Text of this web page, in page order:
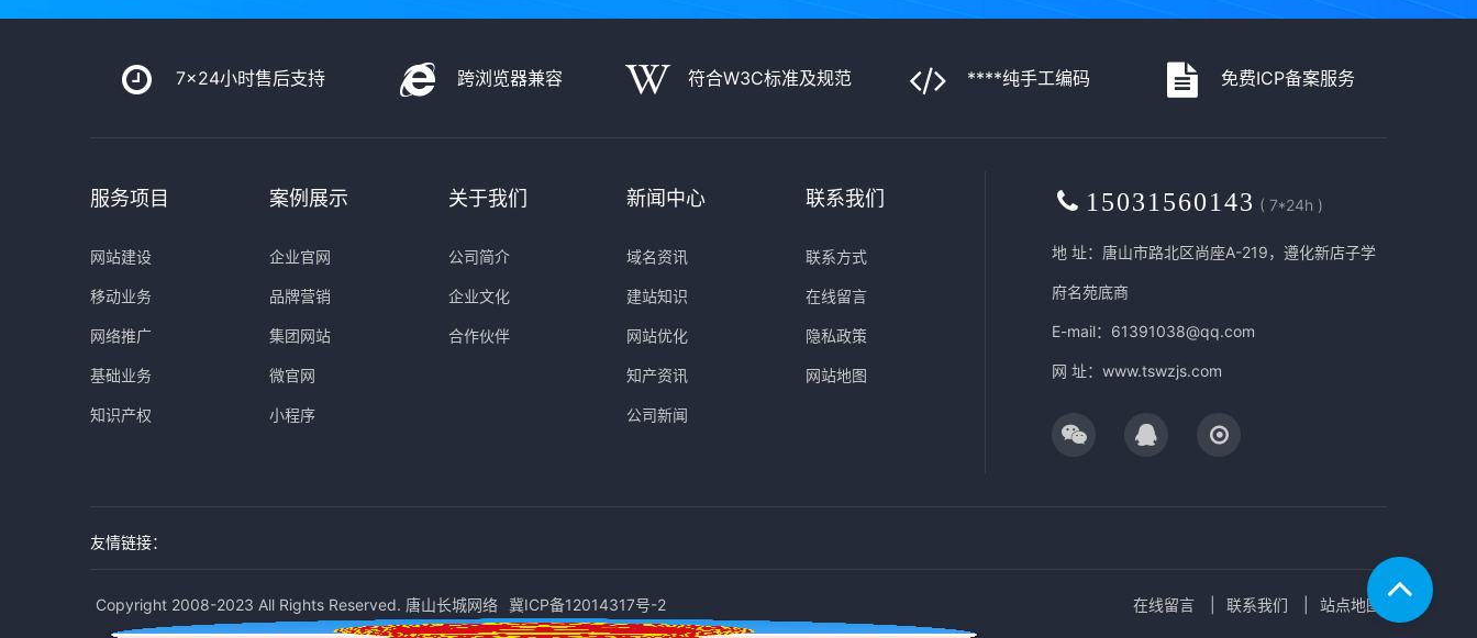
7x24小时售后支持 跨浏览器兼容 符合W3C标准及规范 ****纯手工编码 免费ICP备案服务
服务项目
网站建设
移动业务
网络推广
基础业务
知识产权
案例展示
企业官网
品牌营销
集团网站
微官网
小程序
关于我们
公司简介
企业文化
合作伙伴
新闻中心
域名资讯
建站知识
网站优化
知产资讯
公司新闻
联系我们
联系方式
在线留言
隐私政策
网站地图
15031560143 ( 7*24h )
地 址：唐山市路北区尚座A-219，遵化新店子学
府名苑底商
E-mail：61391038@qq.com
网 址：www.tswzjs.com
友情链接：
Copyright 2008-2023 All Rights Reserved. 唐山长城网络 冀ICP备12014317号-2 在线留言 联系我们 站点地图